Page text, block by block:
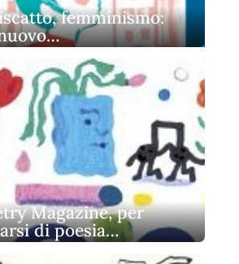
femminismo:
Magazine, per
di poesia…